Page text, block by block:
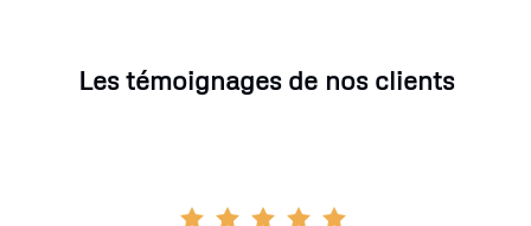
Les témoignages de nos clients